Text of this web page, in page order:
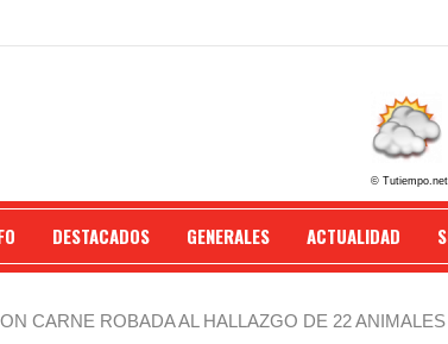
DESTACADOS GENERALES ACTUALIDAD
CARNE ROBADA AL HALLAZGO DE 22 ANIMALES